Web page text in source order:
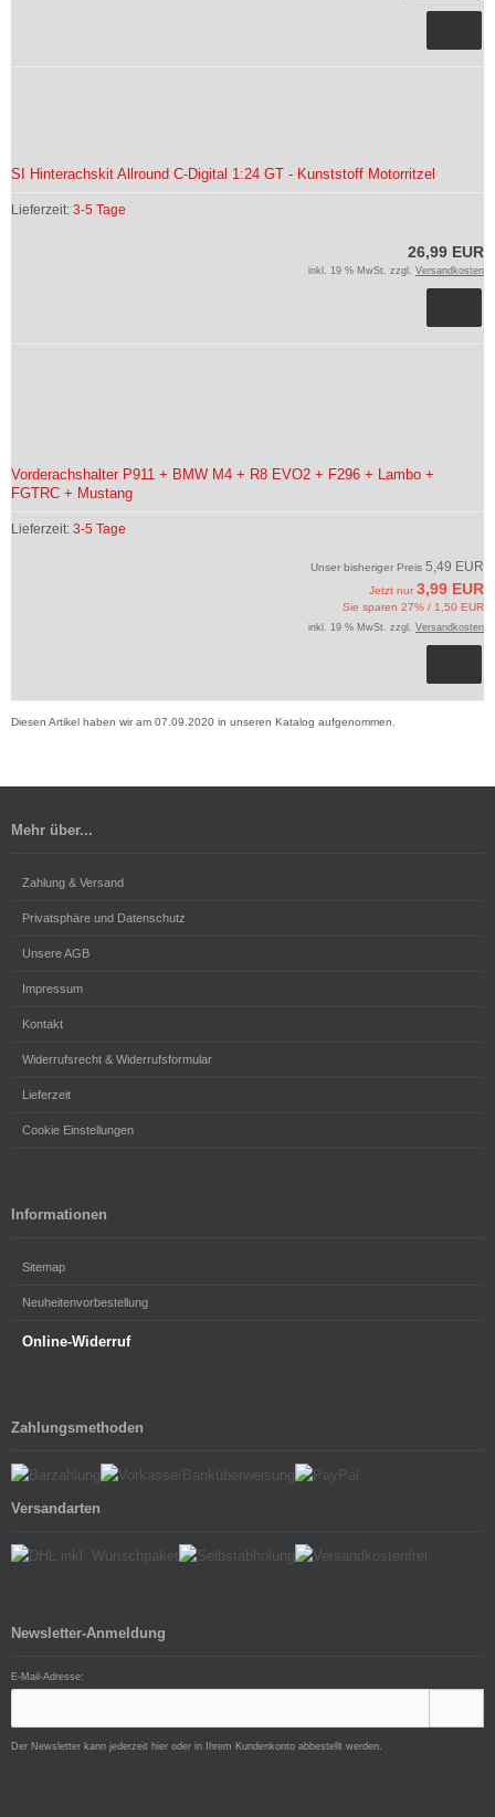
SI Hinterachskit Allround C-Digital 1:24 GT - Kunststoff Motorritzel
Lieferzeit: 3-5 Tage
26,99 EUR
inkl. 19 % MwSt. zzgl. Versandkosten
Vorderachshalter P911 + BMW M4 + R8 EVO2 + F296 + Lambo +
FGTRC + Mustang
Lieferzeit: 3-5 Tage
Unser bisheriger Preis 5,49 EUR
Jetzt nur 3,99 EUR
Sie sparen 27% / 1,50 EUR
inkl. 19 % MwSt. zzgl. Versandkosten
Diesen Artikel haben wir am 07.09.2020 in unseren Katalog aufgenommen.
Mehr über...
Zahlung & Versand
Privatsphäre und Datenschutz
Unsere AGB
Impressum
Kontakt
Widerrufsrecht & Widerrufsformular
Lieferzeit
Cookie Einstellungen
Informationen
Sitemap
Neuheitenvorbestellung
Online-Widerruf
Zahlungsmethoden
Versandarten
Newsletter-Anmeldung
E-Mail-Adresse:
Der Newsletter kann jederzeit hier oder in Ihrem Kundenkonto abbestellt werden.